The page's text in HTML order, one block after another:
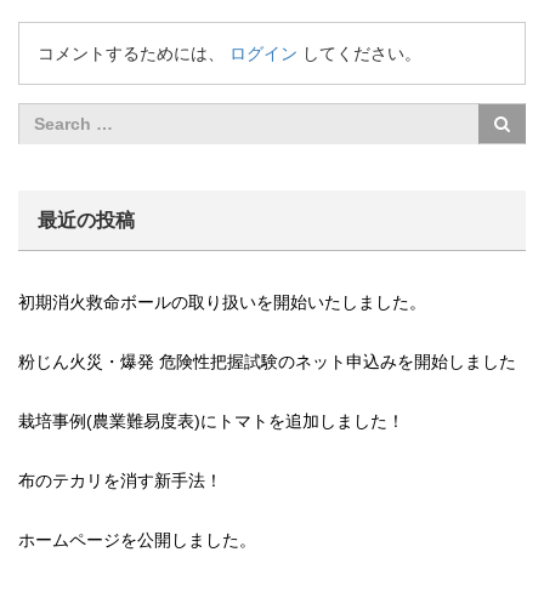
コメントするためには、 ログイン してください。
最近の投稿
初期消火救命ボールの取り扱いを開始いたしました。
粉じん火災・爆発 危険性把握試験のネット申込みを開始しました
栽培事例(農業難易度表)にトマトを追加しました！
布のテカリを消す新手法！
ホームページを公開しました。